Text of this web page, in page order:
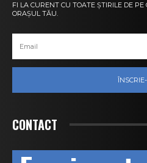
FI LA CURENT CU TOATE ȘTIRILE DE
ORAȘUL TĂU.
CONTACT